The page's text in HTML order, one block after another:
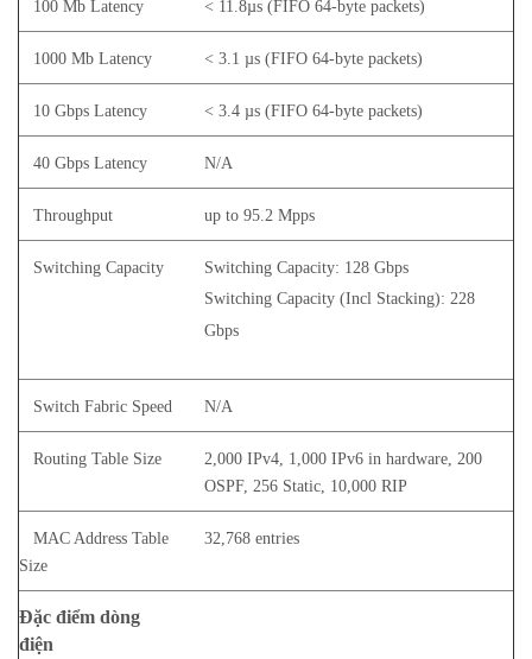
100 Mb Latency < 11.8µs (FIFO 64-byte packets)
1000 Mb Latency < 3.1 µs (FIFO 64-byte packets)
10 Gbps Latency < 3.4 µs (FIFO 64-byte packets)
40 Gbps Latency N/A
Throughput up to 95.2 Mpps
Switching Capacity
Switching Capacity: 128 Gbps
Switching Capacity (Incl Stacking): 228
Gbps
Switch Fabric Speed N/A
Routing Table Size
2,000 IPv4, 1,000 IPv6 in hardware, 200
OSPF, 256 Static, 10,000 RIP
MAC Address Table
Size
32,768 entries
Đặc điểm dòng
điện